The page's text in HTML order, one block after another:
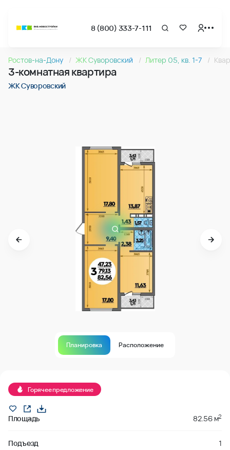
8 (800) 333-7-111
Квартира № 006 в ЖК Суворовский : подъезд 1, этаж 1,
3-комнатная квартира 82.56м2 в ЖК Суворовский,
3-комнатная квартира 82.56м2 в ЖК Суворовский,
Ростов-на-Дону ЖК Суворовский Литер 05, кв. 1-7
3-комнатная квартира
ЖК Суворовский
Планировка Расположение
Горячее предложение
Площадь 82.56 м2
Подъезд 1